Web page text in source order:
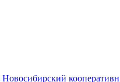
Новосибирский